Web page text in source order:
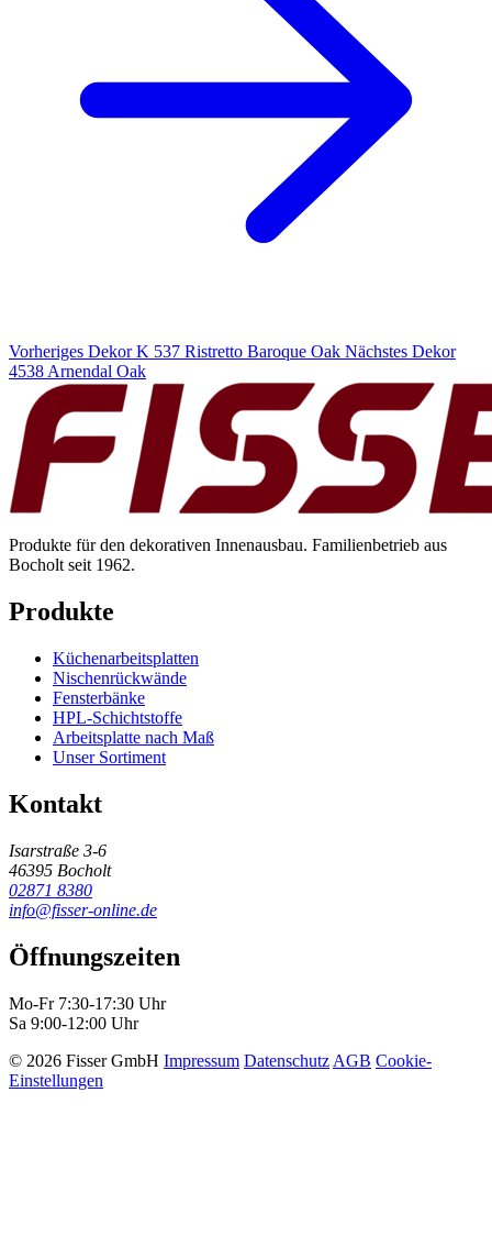
Vorheriges Dekor K 537 Ristretto Baroque Oak Nächstes Dekor
4538 Arnendal Oak
Produkte für den dekorativen Innenausbau. Familienbetrieb aus
Bocholt seit 1962.
Produkte
Küchenarbeitsplatten
Nischenrückwände
Fensterbänke
HPL-Schichtstoffe
Arbeitsplatte nach Maß
Unser Sortiment
Kontakt
Isarstraße 3-6
46395 Bocholt
02871 8380
info@fisser-online.de
Öffnungszeiten
Mo-Fr 7:30-17:30 Uhr
Sa 9:00-12:00 Uhr
© 2026 Fisser GmbH Impressum Datenschutz AGB Cookie-
Einstellungen